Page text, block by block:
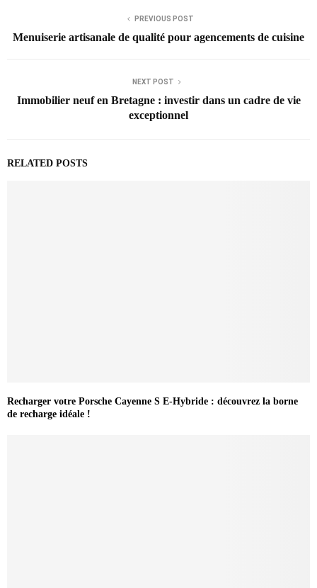
PREVIOUS POST
Menuiserie artisanale de qualité pour agencements de cuisine
NEXT POST
Immobilier neuf en Bretagne : investir dans un cadre de vie
exceptionnel
RELATED POSTS
Recharger votre Porsche Cayenne S E-Hybride : découvrez la borne
de recharge idéale !